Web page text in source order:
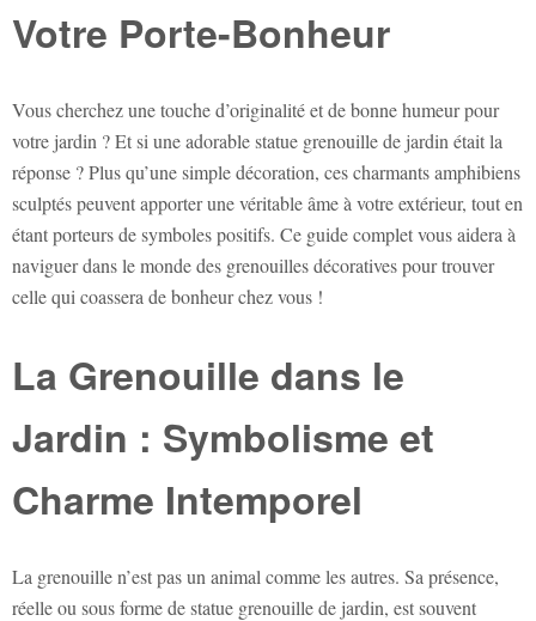
Votre Porte-Bonheur
Vous cherchez une touche d’originalité et de bonne humeur pour
votre jardin ? Et si une adorablestatue grenouille de jardin était la
réponse ? Plus qu’une simple décoration, ces charmants amphibiens
sculptés peuvent apporter une véritable âme à votre extérieur, tout en
étant porteurs de symboles positifs. Ce guide complet vous aidera à
naviguer dans le monde des grenouilles décoratives pour trouver
celle qui coassera de bonheur chez vous !
La Grenouille dans le
Jardin : Symbolisme et
Charme Intemporel
La grenouille n’est pas un animal comme les autres. Sa présence,
réelle ou sous forme destatue grenouille de jardin, est souvent